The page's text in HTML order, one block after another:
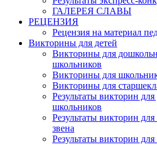
ГАЛЕРЕЯ СЛАВЫ
РЕЦЕНЗИЯ
Рецензия на материал
Викторины для детей
Викторины для
школьников
Викторины для
Викторины для
Результаты викторин
школьников
Результаты викторин
звена
Результаты викторин